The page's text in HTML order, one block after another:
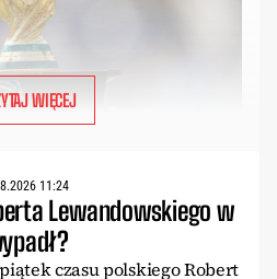
WIĘCEJ
11:24
Lewandowskiego w
czasu polskiego Robert